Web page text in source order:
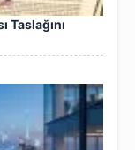
Taslağını